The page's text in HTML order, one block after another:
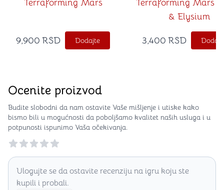
Terraforming Mars
9,900 RSD Dodajte
Terraforming Mars
& Elysium
3,400 RSD
Ocenite proizvod
Budite slobodni da nam ostavite Vaše mišljenje i utiske kako
bismo bili u mogućnosti da poboljšamo kvalitet naših usluga i u
potpunosti ispunimo Vaša očekivanja.
Reviews
Ulogujte se da ostavite recenziju na igru koju ste
kupili i probali.